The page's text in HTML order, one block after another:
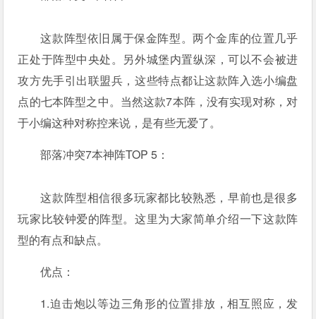
这款阵型依旧属于保金阵型。两个金库的位置几乎
正处于阵型中央处。另外城堡内置纵深，可以不会被进
攻方先手引出联盟兵，这些特点都让这款阵入选小编盘
点的七本阵型之中。当然这款7本阵，没有实现对称，对
于小编这种对称控来说，是有些无爱了。
部落冲突7本神阵TOP 5：
这款阵型相信很多玩家都比较熟悉，早前也是很多
玩家比较钟爱的阵型。这里为大家简单介绍一下这款阵
型的有点和缺点。
优点：
1.迫击炮以等边三角形的位置排放，相互照应，发